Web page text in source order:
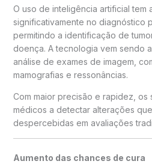
O uso de inteligência artificial tem
significativamente no diagnóstico
permitindo a identificação de
doença. A tecnologia vem sendo
análise de exames de imagem,
mamografias e ressonâncias.
Com maior precisão e rapidez, os
médicos a detectar alterações
despercebidas em avaliações
Aumento das chances de cura